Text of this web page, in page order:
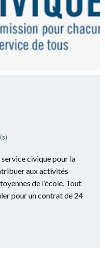
service civique pour la
aux activités
de l’école. Tout
pour un contrat de 24